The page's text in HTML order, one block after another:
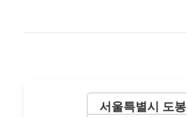
서울특별시 도봉